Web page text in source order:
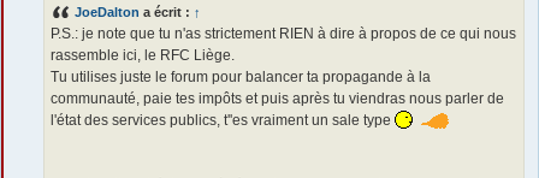
JoeDalton a écrit : ↑
P.S.: je note que tu n'as strictement RIEN à dire à propos de ce qui nous
rassemble ici, le RFC Liège.
Tu utilises juste le forum pour balancer ta propagande à la
communauté, paie tes impôts et puis après tu viendras nous parler de
l'état des services publics, t''es vraiment un sale type